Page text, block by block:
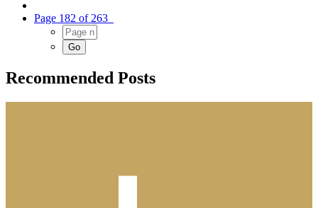
Page 182 of 263
Recommended Posts